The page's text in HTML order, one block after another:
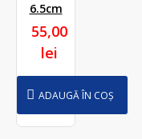
6.5cm
55,00
lei
ADAUGĂ ÎN COȘ